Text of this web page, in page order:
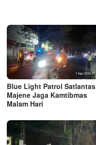
Blue Light Patrol Satlantas
Majene Jaga Kamtibmas
Malam Hari